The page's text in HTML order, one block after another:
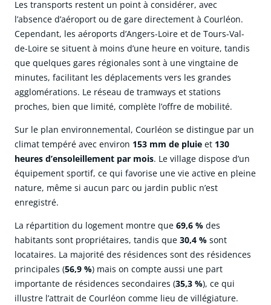
Les transports restent un point à considérer, avec
l’absence d’aéroport ou de gare directement à Courléon.
Cependant, les aéroports d’Angers-Loire et de Tours-Val-
de-Loire se situent à moins d’une heure en voiture, tandis
que quelques gares régionales sont à une vingtaine de
minutes, facilitant les déplacements vers les grandes
agglomérations. Le réseau de tramways et stations
proches, bien que limité, complète l’offre de mobilité.
Sur le plan environnemental, Courléon se distingue par un
climat tempéré avec environ 153 mm de pluie et 130
heures d’ensoleillement par mois. Le village dispose d’un
équipement sportif, ce qui favorise une vie active en pleine
nature, même si aucun parc ou jardin public n’est
enregistré.
La répartition du logement montre que 69,6 % des
habitants sont propriétaires, tandis que 30,4 % sont
locataires. La majorité des résidences sont des résidences
principales (56,9 %) mais on compte aussi une part
importante de résidences secondaires (35,3 %), ce qui
illustre l’attrait de Courléon comme lieu de villégiature.